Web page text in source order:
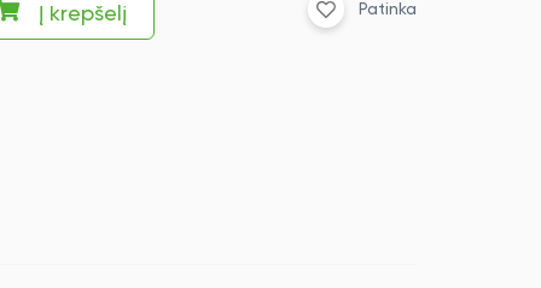
Į krepšelį Patinka